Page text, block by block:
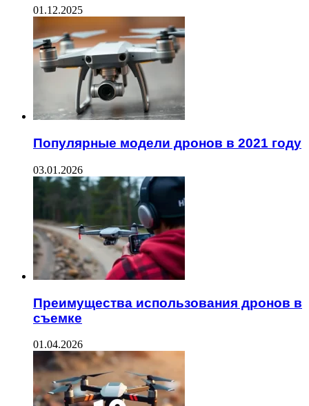
01.12.2025
Популярные модели дронов в 2021 году
03.01.2026
Преимущества использования дронов в
съемке
01.04.2026